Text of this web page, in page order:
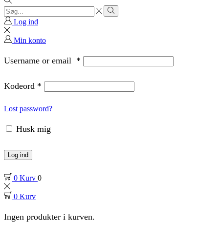
Search
input
Search
Log ind
Min konto
Username or email *
Kodeord *
Lost password?
Husk mig
Log ind
0 Kurv 0
0 Kurv
Ingen produkter i kurven.